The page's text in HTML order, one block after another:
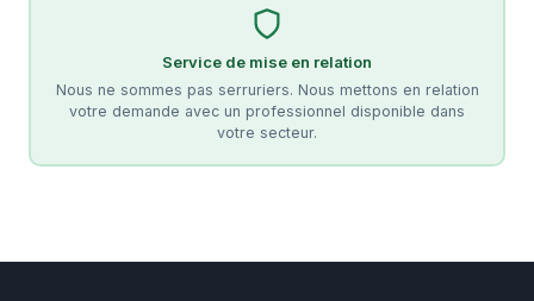
Service de mise en relation
Nous ne sommes pas serruriers. Nous mettons en relation
votre demande avec un professionnel disponible dans
votre secteur.